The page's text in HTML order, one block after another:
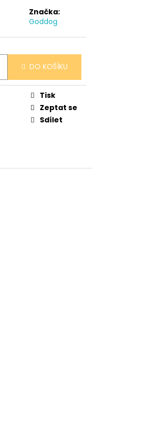
Značka:
Goddog
DO KOŠÍKU
Tisk
Zeptat se
Sdílet